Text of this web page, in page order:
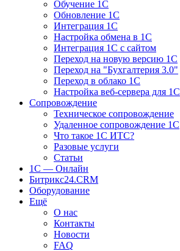
Обучение 1С
Обновление 1С
Интеграция 1С
Настройка обмена в 1С
Интеграция 1С с сайтом
Переход на новую версию 1С
Переход на "Бухгалтерия 3.0"
Переход в облако 1С
Настройка веб-сервера для 1С
Сопровождение
Техническое сопровождение
Удаленное сопровождение 1С
Что такое 1С ИТС?
Разовые услуги
Статьи
1С — Онлайн
Битрикс24.CRM
Оборудование
Ещё
О нас
Контакты
Новости
FAQ